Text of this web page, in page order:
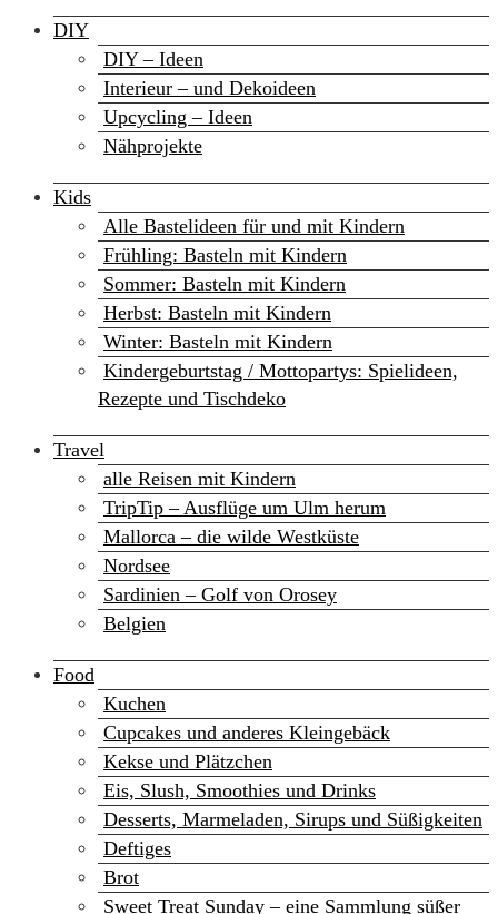
DIY
DIY – Ideen
Interieur – und Dekoideen
Upcycling – Ideen
Nähprojekte
Kids
Alle Bastelideen für und mit Kindern
Frühling: Basteln mit Kindern
Sommer: Basteln mit Kindern
Herbst: Basteln mit Kindern
Winter: Basteln mit Kindern
Kindergeburtstag / Mottopartys: Spielideen,
Rezepte und Tischdeko
Travel
alle Reisen mit Kindern
TripTip – Ausflüge um Ulm herum
Mallorca – die wilde Westküste
Nordsee
Sardinien – Golf von Orosey
Belgien
Food
Kuchen
Cupcakes und anderes Kleingebäck
Kekse und Plätzchen
Eis, Slush, Smoothies und Drinks
Desserts, Marmeladen, Sirups und Süßigkeiten
Deftiges
Brot
Sweet Treat Sunday – eine Sammlung süßer